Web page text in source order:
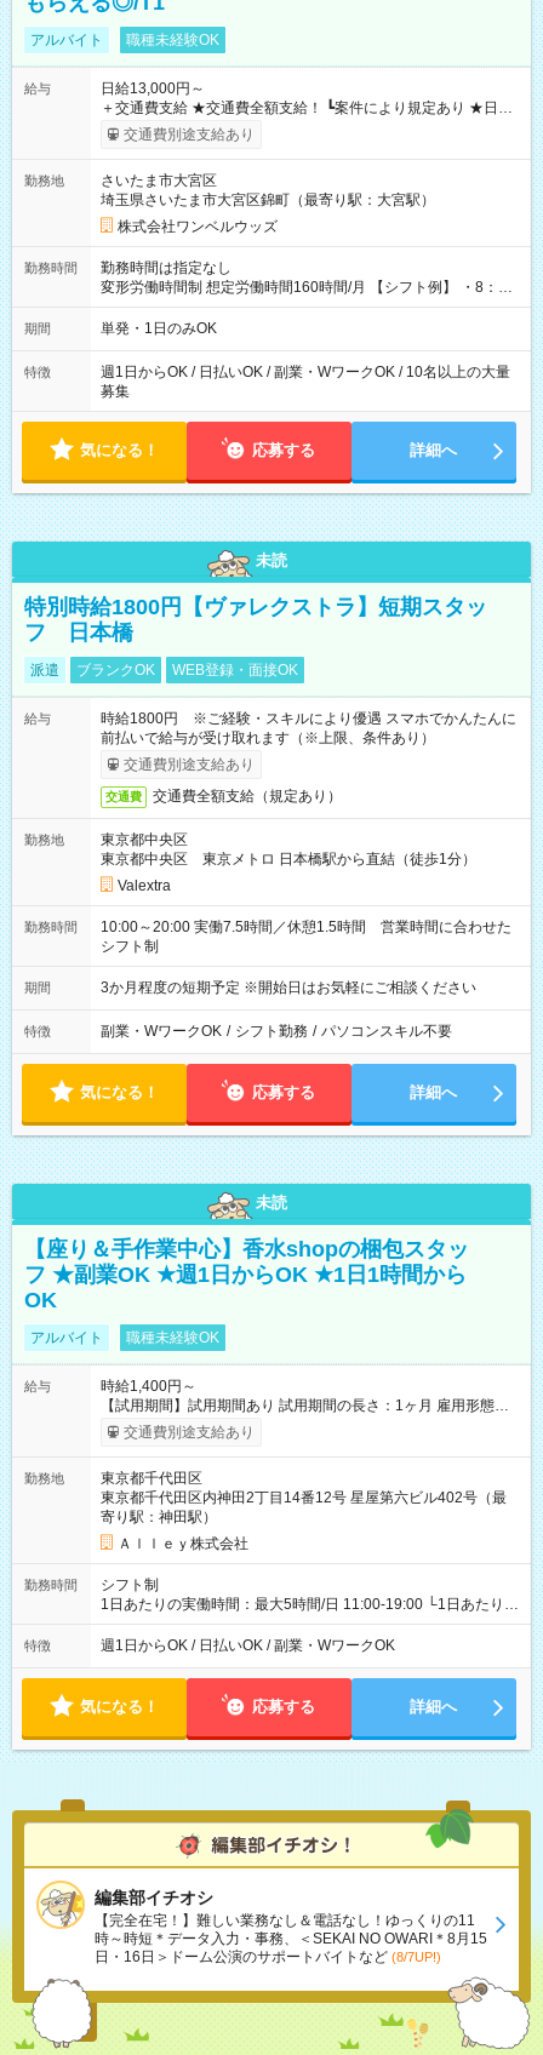
アルバイト 職種未経験OK
給与
日給13,000円～
＋交通費支給 ★交通費全額支給！ ┗案件により規定あり ★日払
いOK！（規定あり） ┗働いたその日に現金GET♪ お仕事後はコ
ンビニATMから 日払い分を引き落とせます！ 【試用期間】試
交通費別途支給あり
勤務地
さいたま市大宮区
埼玉県さいたま市大宮区錦町（最寄り駅：大宮駅）
株式会社ワンベルウッズ
勤務時間
勤務時間は指定なし
変形労働時間制 想定労働時間160時間/月 【シフト例】 ・8：00
～21：00
期間 単発・1日のみOK
特徴
週1日からOK / 日払いOK / 副業・WワークOK / 10名以上の大量
募集
気になる！ 応募する 詳細へ
未読
特別時給1800円【ヴァレクストラ】短期スタッ
フ 日本橋
派遣 ブランクOK WEB登録・面接OK
給与
時給1800円 ※ご経験・スキルにより優遇 スマホでかんたんに
前払いで給与が受け取れます（※上限、条件あり）
交通費別途支給あり
交通費 交通費全額支給（規定あり）
勤務地
東京都中央区
東京都中央区 東京メトロ 日本橋駅から直結（徒歩1分）
Valextra
勤務時間
10:00～20:00 実働7.5時間／休憩1.5時間 営業時間に合わせた
シフト制
期間 3か月程度の短期予定 ※開始日はお気軽にご相談ください
特徴 副業・WワークOK / シフト勤務 / パソコンスキル不要
気になる！ 応募する 詳細へ
未読
【座り＆手作業中心】香水shopの梱包スタッ
フ ★副業OK ★週1日からOK ★1日1時間から
OK
アルバイト 職種未経験OK
給与
時給1,400円～
【試用期間】試用期間あり 試用期間の長さ：1ヶ月 雇用形態、
給与は本採用時と同じです。
交通費別途支給あり
勤務地
東京都千代田区
東京都千代田区内神田2丁目14番12号 星屋第六ビル402号（最
寄り駅：神田駅）
Ａｌｌｅｙ株式会社
勤務時間
シフト制
1日あたりの実働時間：最大5時間/日 11:00-19:00 └1日あたりの
実働時間：1-5時間 └上記の時間帯内であれば、いつでも勤務可
能！ └平日・土曜日の中で、お好きな曜日でご勤務いただけま
18:00 などのように、自由な働き方が可能なお仕事です！
特徴 週1日からOK / 日払いOK / 副業・WワークOK
気になる！ 応募する 詳細へ
編集部イチオシ
【完全在宅！】難しい業務なし＆電話なし！ゆっくりの11
時～時短＊データ入力・事務、＜SEKAI NO OWARI＊8月15
日・16日＞ドーム公演のサポートバイトなど (8/7UP!)